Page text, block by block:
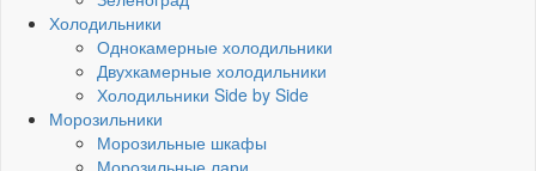
Холодильники
Однокамерные холодильники
Двухкамерные холодильники
Холодильники Side by Side
Морозильники
Морозильные шкафы
Морозильные лари